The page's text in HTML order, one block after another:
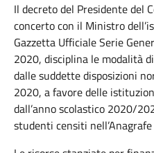
Il decreto del Presidente del
concerto con il Ministro
Gazzetta Ufficiale Serie
2020, disciplina le modalità
dalle suddette disposizioni
2020, a favore delle
dall’anno scolastico 2020/
studenti censiti